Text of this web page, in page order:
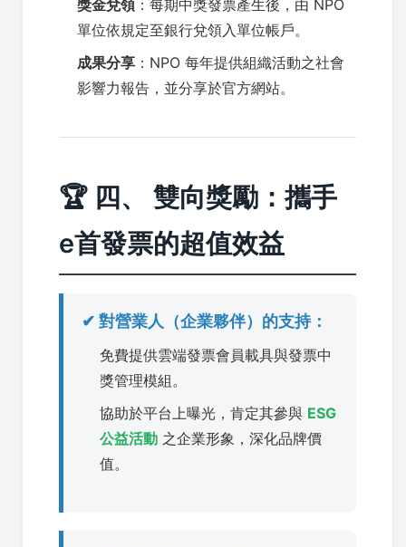
獎金兌領：每期中獎發票產生後，由 NPO
單位依規定至銀行兌領入單位帳戶。
成果分享 ：NPO 每年提供組織活動之社會
影響力報告，並分享於官方網站。
🏆 四、 雙向獎勵：攜手
e首發票的超值效益
✔ 對營業人（企業夥伴）的支持：
免費提供雲端發票會員載具與發票中
獎管理模組。
協助於平台上曝光，肯定其參與 ESG
公益活動 之企業形象，深化品牌價
值。